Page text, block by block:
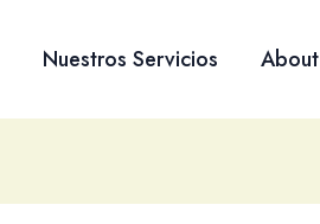
Nuestros Servicios About